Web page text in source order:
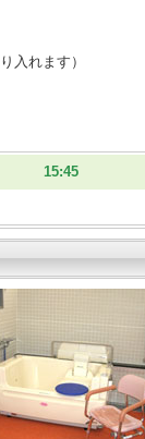
入れます）
15:45